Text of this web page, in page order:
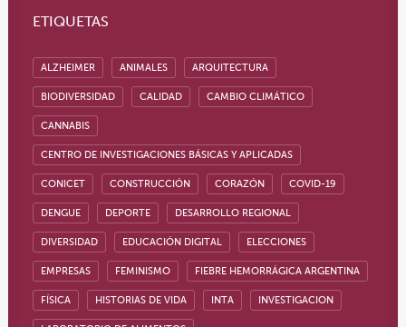
ETIQUETAS
ALZHEIMER ANIMALES ARQUITECTURA
BIODIVERSIDAD CALIDAD CAMBIO CLIMÁTICO
CANNABIS
CENTRO DE INVESTIGACIONES BÁSICAS Y APLICADAS
CONICET CONSTRUCCIÓN CORAZÓN COVID-19
DENGUE DEPORTE DESARROLLO REGIONAL
DIVERSIDAD EDUCACIÓN DIGITAL ELECCIONES
EMPRESAS FEMINISMO FIEBRE HEMORRÁGICA ARGENTINA
FÍSICA HISTORIAS DE VIDA INTA INVESTIGACION